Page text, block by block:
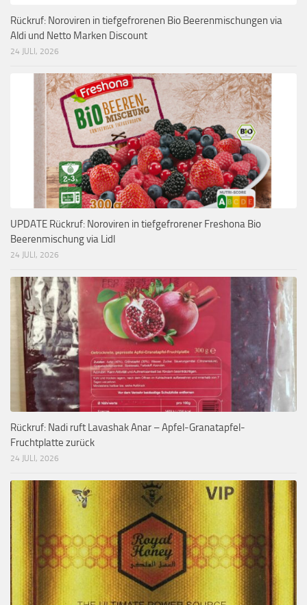
Rückruf: Noroviren in tiefgefrorenen Bio Beerenmischungen via
Aldi und Netto Marken Discount
24 JULI, 2026
UPDATE Rückruf: Noroviren in tiefgefrorener Freshona Bio
Beerenmischung via Lidl
24 JULI, 2026
Rückruf: Nadi ruft Lavashak Anar – Apfel-Granatapfel-
Fruchtplatte zurück
24 JULI, 2026